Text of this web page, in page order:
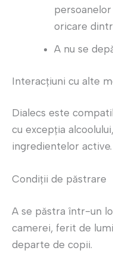
oricare
A nu se
Interacțiuni cu alte
Dialecs este
cu excepția
ingredientelor active.
Condiții de păstrare
A se păstra într-un
camerei, ferit de
departe de copii.